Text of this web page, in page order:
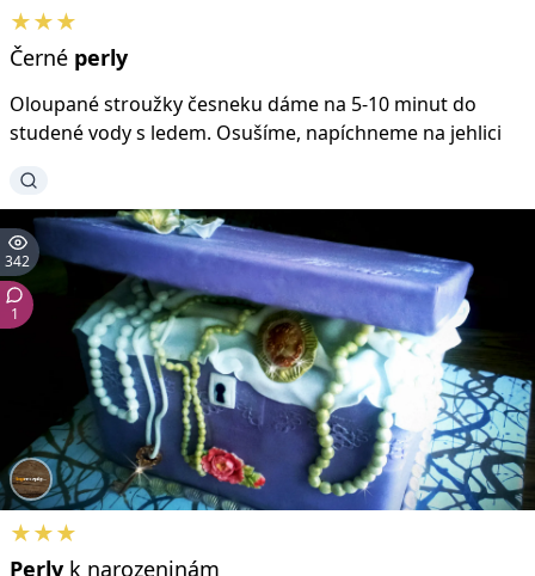
★★★
Černé perly
Oloupané stroužky česneku dáme na 5-10 minut do
studené vody s ledem. Osušíme, napíchneme na jehlici
342
1
★★★
Perly k narozeninám